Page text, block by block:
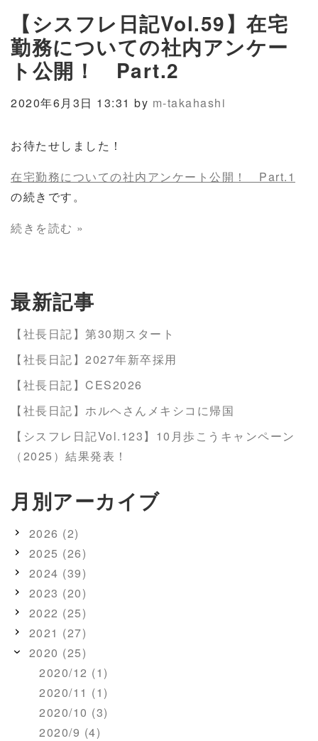
【シスフレ日記Vol.59】在宅
勤務についての社内アンケー
ト公開！ Part.2
2020年6月3日 13:31 by m-takahashi
お待たせしました！
在宅勤務についての社内アンケート公開！ Part.1
の続きです。
続きを読む »
最新記事
【社長日記】第30期スタート
【社長日記】2027年新卒採用
【社長日記】CES2026
【社長日記】ホルヘさんメキシコに帰国
【シスフレ日記Vol.123】10月歩こうキャンペーン
（2025）結果発表！
月別アーカイブ
2026 (2)
2025 (26)
2024 (39)
2023 (20)
2022 (25)
2021 (27)
2020 (25)
2020/12 (1)
2020/11 (1)
2020/10 (3)
2020/9 (4)